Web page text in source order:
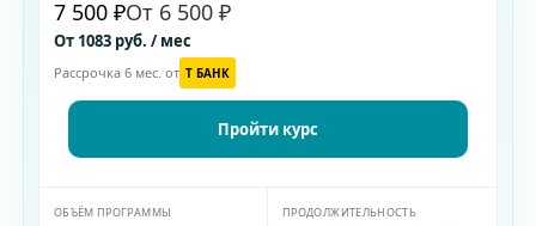
7 500 ₽От 6 500 ₽
От 1083 руб. / мес
Рассрочка 6 мес. от T БАНК
Пройти курс
ОБЪЁМ ПРОГРАММЫ ПРОДОЛЖИТЕЛЬНОСТЬ